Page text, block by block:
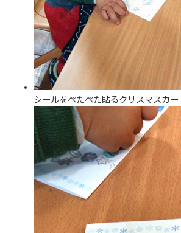
シールをぺたぺた貼るクリスマスカー